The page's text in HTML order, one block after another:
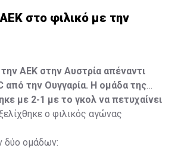
στο φιλικό με την
την ΑΕΚ στην Αυστρία απέναντι
από την Ουγγαρία. Η ομάδα της
με 2-1 με το γκολ να πετυχαίνει
ο φιλικός αγώνας
δύο ομάδων: